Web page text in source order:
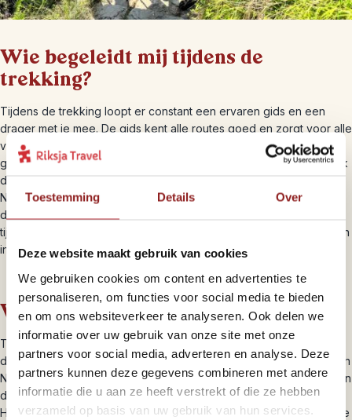
Toestemming Details Over
Deze website maakt gebruik van cookies
We gebruiken cookies om content en advertenties te
personaliseren, om functies voor social media te bieden
en om ons websiteverkeer te analyseren. Ook delen we
informatie over uw gebruik van onze site met onze
partners voor social media, adverteren en analyse. Deze
partners kunnen deze gegevens combineren met andere
informatie die u aan ze heeft verstrekt of die ze hebben
verzameld op basis van uw gebruik van hun services.
Wie begeleidt mij tijdens de
trekking?
Tijdens de trekking loopt er constant een ervaren gids en een
drager met je mee. De gids kent alle routes goed en zorgt voor alle
vergunningen en reserveringen. We vinden het belangrijk dat een
gids betrouwbaar is en je ook alle bergtoppen kan leren of als tolk
dient als je een gesprek wilt aangaan met de lokale bevolking.
Naast de gids gaat per twee personen één drager mee. Deze
drager mag maximaal 20 kilo dragen. We raden je daarom aan om
tijdens de trekking lichte bagage mee te nemen en zelf wat spullen
in een dagrugzak mee te nemen.
Waar slaap ik tijdens een trekking?
Tijdens je trekking overnacht je in lokaal gerunde trekkerslodges,
die theehuizen worden genoemd. Dit zijn eenvoudige blokhutten in
Nepalese stijl met vaak een paar kamers met twee losse bedden. In
de lodge is stromend water aanwezig en je kunt hier ook eten.
Houdt er wel rekening mee dat er niet altijd warm water of continue